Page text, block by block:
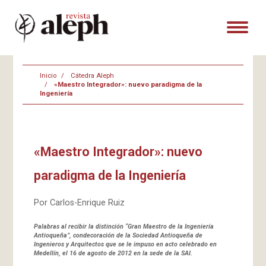
Inicio
Cátedra Aleph
«Maestro Integrador»: nuevo paradigma de la
Ingeniería
«Maestro Integrador»: nuevo
paradigma de la Ingeniería
Por Carlos-Enrique Ruiz
Palabras al recibir la distinción “Gran Maestro de la Ingeniería
Antioqueña”, condecoración de la Sociedad Antioqueña de
Ingenieros y Arquitectos que se le impuso en acto celebrado en
Medellín, el 16 de agosto de 2012 en la sede de la SAI.